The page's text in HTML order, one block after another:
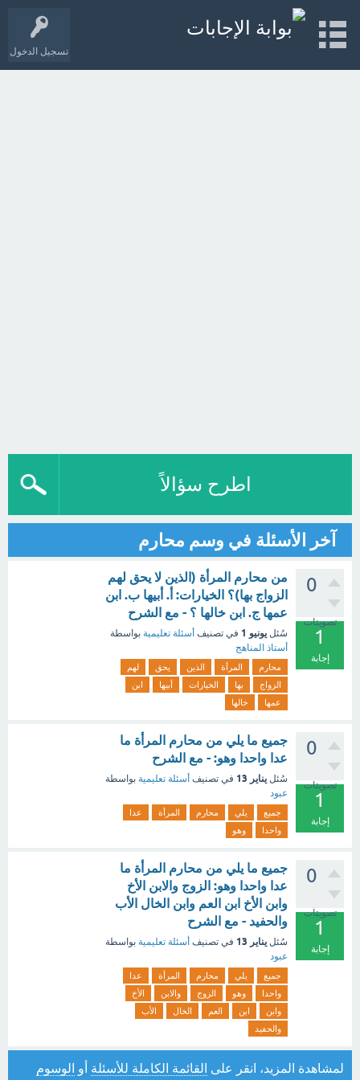
تسجيل الدخول
اطرح سؤالاً
آخر الأسئلة في وسم محارم
0
تصويتات
1
إجابة
من محارم المرأة (الذين لا يحق لهم
الزواج بها)؟ الخيارات: أ. أبيها ب. ابن
عمها ج. ابن خالها ؟ - مع الشرح
سُئل يونيو 1 في تصنيف أسئلة تعليمية بواسطة
أستاذ المناهج
محارم المرأة الذين يحق
لهم
الزواج
بها الخيارات أبيها
ابن
عمها
خالها
0
تصويتات
1
إجابة
جميع ما يلي من محارم المرأة ما
عدا واحدا وهو: - مع الشرح
سُئل يناير 13 في تصنيف أسئلة تعليمية بواسطة
عبود
جميع يلي محارم المرأة
عدا
واحدا
وهو
0
تصويتات
1
إجابة
جميع ما يلي من محارم المرأة ما
عدا واحدا وهو: الزوج والابن الأخ
وابن الأخ ابن العم وابن الخال الأب
والحفيد - مع الشرح
سُئل يناير 13 في تصنيف أسئلة تعليمية بواسطة
عبود
جميع يلي محارم المرأة
عدا
واحدا
وهو الزوج والابن
الأخ
وابن
ابن العم الخال
الأب
والحفيد
لمشاهدة المزيد، انقر على القائمة الكاملة للأسئلة أو الوسوم